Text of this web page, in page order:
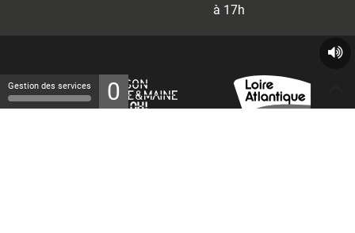
à 17h
Gestion des services 0